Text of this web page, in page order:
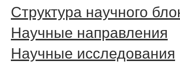
Cтруктура научного
Научные направления
Научные исследования